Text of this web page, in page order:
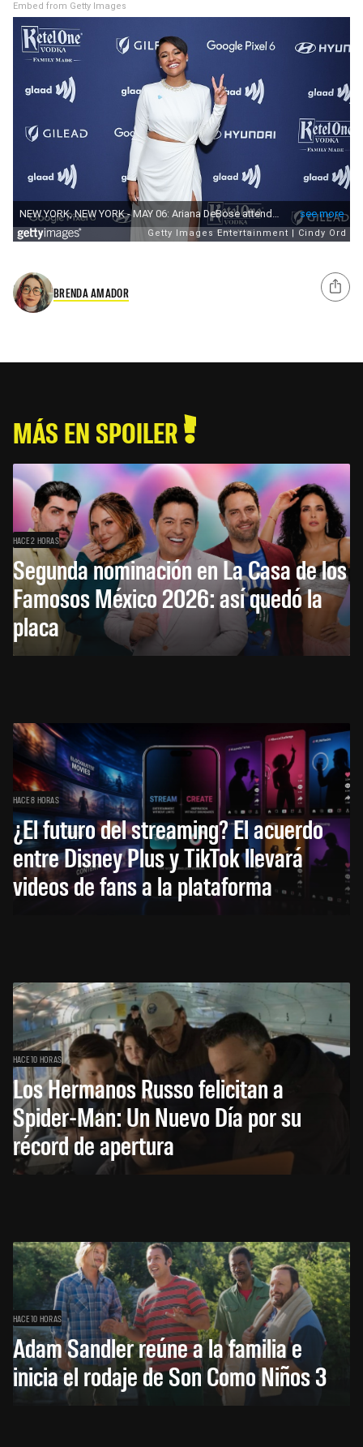
Embed from Getty Images
BRENDA AMADOR
MÁS EN SPOILER
HACE 2 HORAS
Segunda nominación en La Casa de los
Famosos México 2026: así quedó la
placa
HACE 8 HORAS
¿El futuro del streaming? El acuerdo
entre Disney Plus y TikTok llevará
videos de fans a la plataforma
HACE 10 HORAS
Los Hermanos Russo felicitan a
Spider-Man: Un Nuevo Día por su
récord de apertura
HACE 10 HORAS
Adam Sandler reúne a la familia e
inicia el rodaje de Son Como Niños 3